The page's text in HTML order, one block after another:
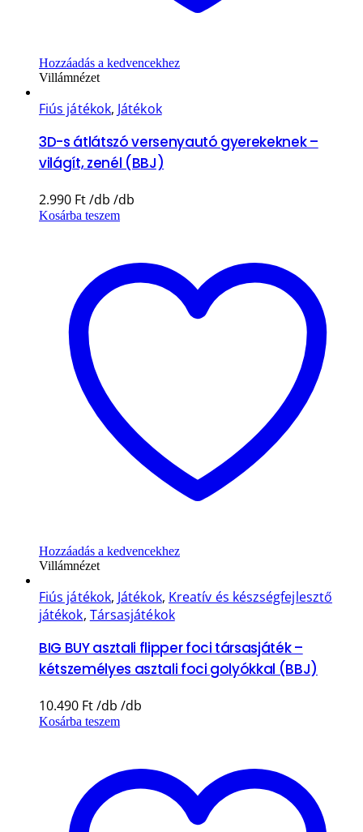
Hozzáadás a kedvencekhez
Villámnézet
Fiús játékok, Játékok
3D-s átlátszó versenyautó gyerekeknek –
világít, zenél (BBJ)
2.990 Ft
Kosárba teszem
Hozzáadás a kedvencekhez
Villámnézet
Fiús játékok, Játékok, Kreatív és készségfejlesztő
játékok, Társasjátékok
BIG BUY asztali flipper foci társasjáték –
kétszemélyes asztali foci golyókkal (BBJ)
10.490 Ft
Kosárba teszem